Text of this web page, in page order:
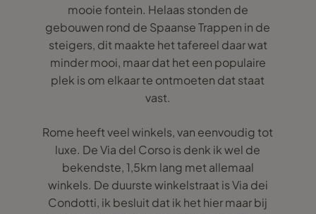
mooie fontein. Helaas stonden de
gebouwen rond de Spaanse Trappen in de
steigers, dit maakte het tafereel daar wat
minder mooi, maar dat het een populaire
plek is om elkaar te ontmoeten dat staat
vast.
Rome heeft veel winkels, van eenvoudig tot
luxe. De Via del Corso is denk ik wel de
bekendste, 1,5km lang met allemaal
winkels. De duurste winkelstraat is Via dei
Condotti, ik besluit dat ik het hier maar bij